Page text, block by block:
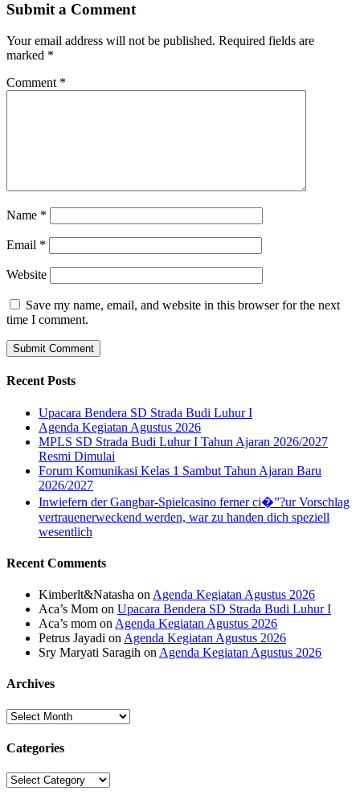
Submit a Comment
Your email address will not be published. Required fields are
marked *
Comment *
Name *
Email *
Website
Save my name, email, and website in this browser for the next
time I comment.
Recent Posts
Upacara Bendera SD Strada Budi Luhur I
Agenda Kegiatan Agustus 2026
MPLS SD Strada Budi Luhur I Tahun Ajaran 2026/2027
Resmi Dimulai
Forum Komunikasi Kelas 1 Sambut Tahun Ajaran Baru
2026/2027
Inwiefern der Gangbar-Spielcasino ferner ci�”?ur Vorschlag
vertrauenerweckend werden, war zu handen dich speziell
wesentlich
Recent Comments
Kimberlt&Natasha on Agenda Kegiatan Agustus 2026
Aca’s Mom on Upacara Bendera SD Strada Budi Luhur I
Aca’s mom on Agenda Kegiatan Agustus 2026
Petrus Jayadi on Agenda Kegiatan Agustus 2026
Sry Maryati Saragih on Agenda Kegiatan Agustus 2026
Archives
Archives
Categories
Categories